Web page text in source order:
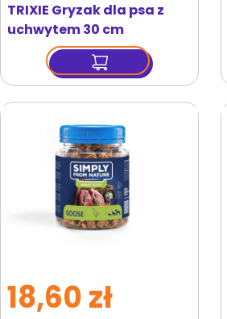
TRIXIE Gryzak dla psa z
uchwytem 30 cm
18,60 zł